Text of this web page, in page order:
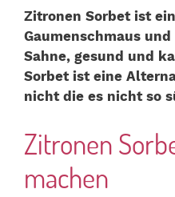
Zitronen Sorbet ist
Gaumenschmaus
Sahne, gesund und
Sorbet ist eine
nicht die es nicht so
Zitronen
machen